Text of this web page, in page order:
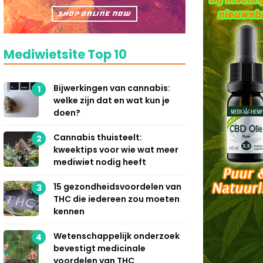
Mediwietsite Top 10
1
Bijwerkingen van cannabis:
welke zijn dat en wat kun je
doen?
2
Cannabis thuisteelt:
kweektips voor wie wat meer
mediwiet nodig heeft
3
15 gezondheidsvoordelen van
THC die iedereen zou moeten
kennen
4
Wetenschappelijk onderzoek
bevestigt medicinale
voordelen van THC